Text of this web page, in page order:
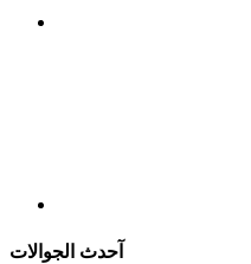
آحدث الجوالات